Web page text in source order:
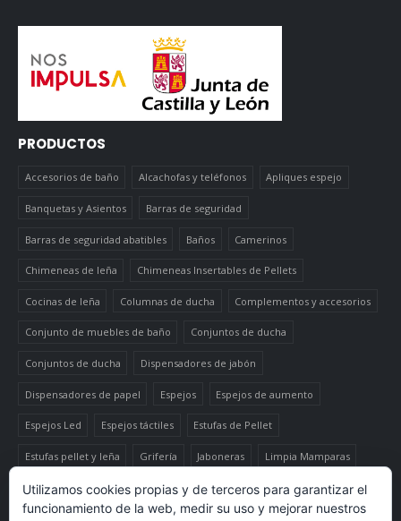
PRODUCTOS
Accesorios de baño Alcachofas y teléfonos Apliques espejo
Banquetas y Asientos Barras de seguridad
Barras de seguridad abatibles Baños Camerinos
Chimeneas de leña Chimeneas Insertables de Pellets
Cocinas de leña Columnas de ducha Complementos y accesorios
Conjunto de muebles de baño Conjuntos de ducha
Conjuntos de ducha Dispensadores de jabón
Dispensadores de papel Espejos Espejos de aumento
Espejos Led Espejos táctiles Estufas de Pellet
Estufas pellet y leña Grifería Jaboneras Limpia Mamparas
Luminaria Mueble auxiliar alto Muebles de baño Papeleras
Termo-productos de leña TermoChimeneas de Pellets
Utilizamos cookies propias y de terceros para garantizar el
funcionamiento de la web, medir su uso y mejorar nuestros